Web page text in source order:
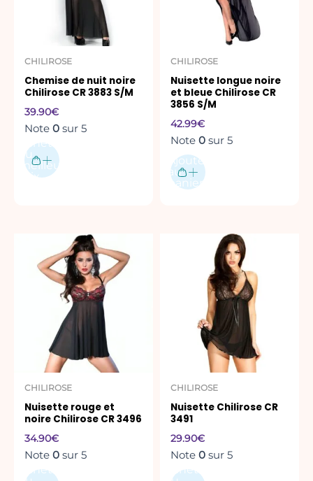
CHILIROSE
Chemise de nuit noire
Chilirose CR 3883 S/M
39.90€
Note 0 sur 5
Acheter
au
meilleur
prix
peuvent
choisies
sur
la
page
du
produit
CHILIROSE
Nuisette longue noire
et bleue Chilirose CR
3856 S/M
42.99€
Note 0 sur 5
Ajouter
au
panier
CHILIROSE
Nuisette rouge et
noire Chilirose CR 3496
34.90€
Note 0 sur 5
Acheter
produit
plusieurs
variations.
options
peuvent
être
choisies
sur
la
page
du
produit
CHILIROSE
Nuisette Chilirose CR
3491
29.90€
Note 0 sur 5
Acheter
plusieurs
variations.
options
peuvent
choisies
sur
la
page
du
produit